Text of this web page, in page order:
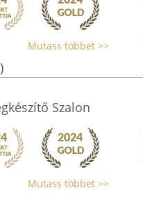
Mutass többet >>
Szalon
Mutass többet >>